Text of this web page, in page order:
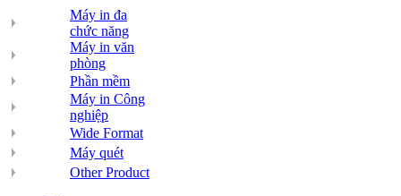
Máy in đa
chức năng
Máy in văn
phòng
Phần mềm
Máy in Công
nghiệp
Wide Format
Máy quét
Other Product